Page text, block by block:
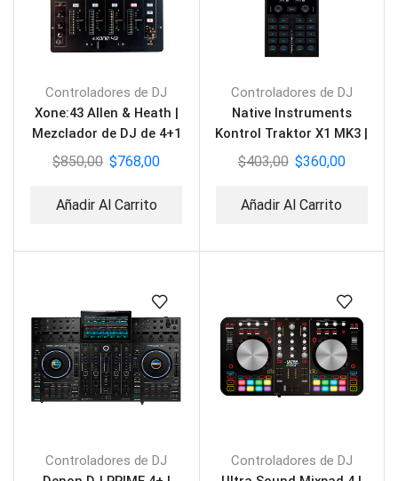
Controladores de DJ
Xone:43 Allen & Heath |
Mezclador de DJ de 4+1
canales
$850,00 $768,00
Añadir Al Carrito
Controladores de DJ
Native Instruments
Kontrol Traktor X1 MK3 |
Controlador de DJ
$403,00 $360,00
Añadir Al Carrito
Controladores de DJ
Controladores de DJ